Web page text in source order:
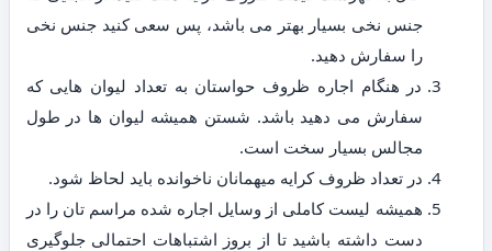
جنس نخی بسیار بهتر می باشد، پس سعی کنید جنس نخی
را سفارش دهید.
در هنگام اجاره ظروف حواستان به تعداد لیوان هایی که
سفارش می دهید باشد. شستن همیشه لیوان ها در طول
مجالس بسیار سخت است.
در تعداد ظروف کرایه میهمانان ناخوانده باید لحاظ شود.
همیشه لیست کاملی از وسایل اجاره شده مراسم تان را در
دست داشته باشید تا از بروز اشتباهات احتمالی جلوگیری